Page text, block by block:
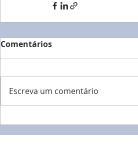
Comentários
Escreva um comentário